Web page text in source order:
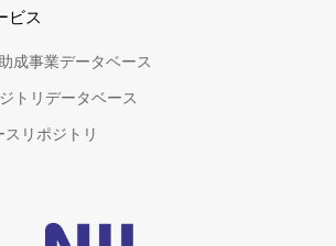
ビス
成事業データベース
トリデータベース
リポジトリ